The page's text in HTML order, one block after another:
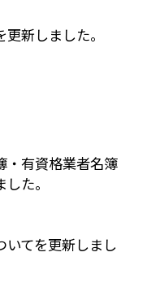
新しました。
・有資格業者名簿
た。
いてを更新しまし